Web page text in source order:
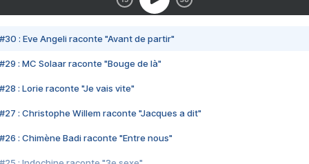
#30 : Eve Angeli raconte "Avant de partir"
#29 : MC Solaar raconte "Bouge de là"
#28 : Lorie raconte "Je vais vite"
#27 : Christophe Willem raconte "Jacques a dit"
#26 : Chimène Badi raconte "Entre nous"